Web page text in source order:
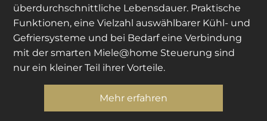
überdurchschnittliche Lebensdauer. Praktische
Funktionen, eine Vielzahl auswählbarer Kühl- und
Gefriersysteme und bei Bedarf eine Verbindung
mit der smarten Miele@home Steuerung sind
nur ein kleiner Teil ihrer Vorteile.
Mehr erfahren